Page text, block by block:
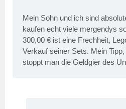
Mein Sohn und ich sind
kaufen echt viele mergendys
300,00 € ist eine Frechheit,
Verkauf seiner Sets. Mein
stoppt man die Geldgier des